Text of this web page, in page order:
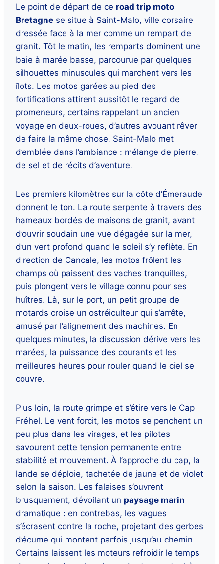
Le point de départ de ce road trip moto
Bretagne se situe à Saint-Malo, ville corsaire
dressée face à la mer comme un rempart de
granit. Tôt le matin, les remparts dominent une
baie à marée basse, parcourue par quelques
silhouettes minuscules qui marchent vers les
îlots. Les motos garées au pied des
fortifications attirent aussitôt le regard de
promeneurs, certains rappelant un ancien
voyage en deux-roues, d’autres avouant rêver
de faire la même chose. Saint-Malo met
d’emblée dans l’ambiance : mélange de pierre,
de sel et de récits d’aventure.
Les premiers kilomètres sur la côte d’Émeraude
donnent le ton. La route serpente à travers des
hameaux bordés de maisons de granit, avant
d’ouvrir soudain une vue dégagée sur la mer,
d’un vert profond quand le soleil s’y reflète. En
direction de Cancale, les motos frôlent les
champs où paissent des vaches tranquilles,
puis plongent vers le village connu pour ses
huîtres. Là, sur le port, un petit groupe de
motards croise un ostréiculteur qui s’arrête,
amusé par l’alignement des machines. En
quelques minutes, la discussion dérive vers les
marées, la puissance des courants et les
meilleures heures pour rouler quand le ciel se
couvre.
Plus loin, la route grimpe et s’étire vers le Cap
Fréhel. Le vent forcit, les motos se penchent un
peu plus dans les virages, et les pilotes
savourent cette tension permanente entre
stabilité et mouvement. À l’approche du cap, la
lande se déploie, tachetée de jaune et de violet
selon la saison. Les falaises s’ouvrent
brusquement, dévoilant un paysage marin
dramatique : en contrebas, les vagues
s’écrasent contre la roche, projetant des gerbes
d’écume qui montent parfois jusqu’au chemin.
Certains laissent les moteurs refroidir le temps